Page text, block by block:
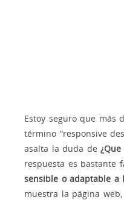
Estoy seguro que más
término “responsive
asalta la duda de
respuesta es bastante
sensible o adaptable a
muestra la página